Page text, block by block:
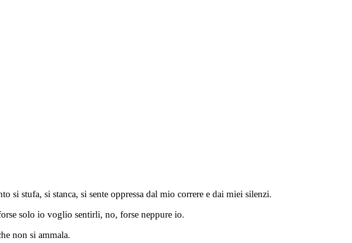
si stufa, si stanca, si sente oppressa dal mio correre e dai miei silenzi.
solo io voglio sentirli, no, forse neppure io.
non si ammala.